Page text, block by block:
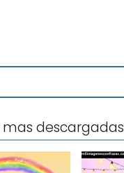
descargadas